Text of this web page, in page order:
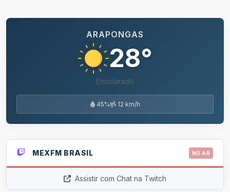
ARAPONGAS
28°
Ensolarado
45% 12 km/h
MEXFM BRASIL NO AR
Assistir com Chat na Twitch